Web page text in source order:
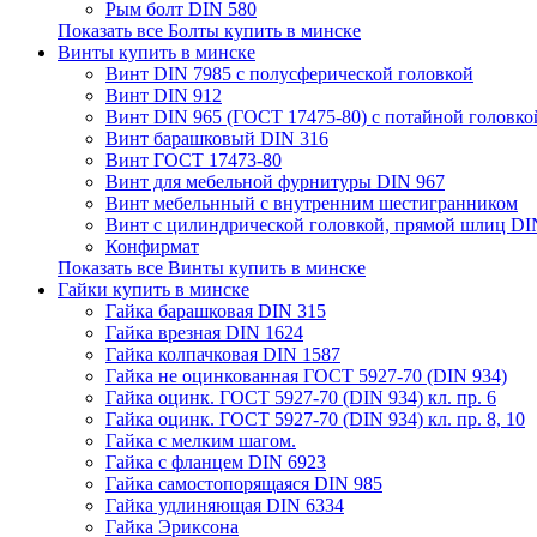
Рым болт DIN 580
Показать все Болты купить в минске
Винты купить в минске
Винт DIN 7985 с полусферической головкой
Винт DIN 912
Винт DIN 965 (ГОСТ 17475-80) с потайной
Винт барашковый DIN 316
Винт ГОСТ 17473-80
Винт для мебельной фурнитуры DIN 967
Винт мебельнный с внутренним шестигранником
Винт с цилиндрической головкой, прямой шлиц
Конфирмат
Показать все Винты купить в минске
Гайки купить в минске
Гайка барашковая DIN 315
Гайка врезная DIN 1624
Гайка колпачковая DIN 1587
Гайка не оцинкованная ГОСТ 5927-70 (DIN 934)
Гайка оцинк. ГОСТ 5927-70 (DIN 934) кл. пр. 6
Гайка оцинк. ГОСТ 5927-70 (DIN 934) кл. пр. 8, 10
Гайка с мелким шагом.
Гайка с фланцем DIN 6923
Гайка самостопорящаяся DIN 985
Гайка удлиняющая DIN 6334
Гайка Эриксона